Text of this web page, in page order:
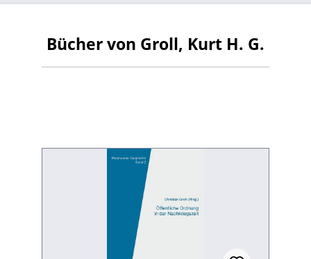
Bücher von Groll, Kurt H. G.